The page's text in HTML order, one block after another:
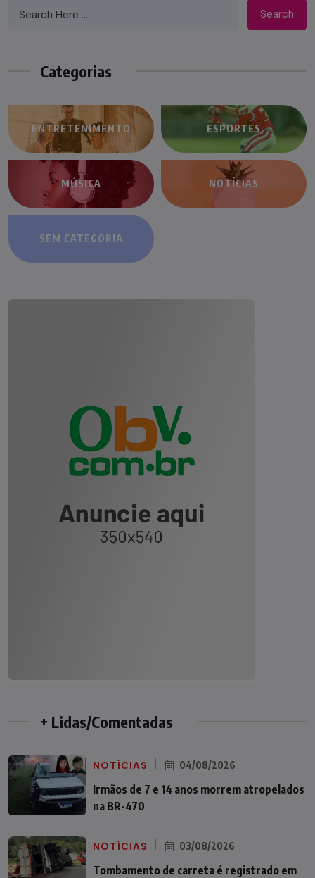
Search
Categorias
ENTRETENIMENTO ESPORTES
MÚSICA NOTÍCIAS
SEM CATEGORIA
+ Lidas/Comentadas
NOTÍCIAS 04/08/2026
Irmãos de 7 e 14 anos morrem atropelados
na BR-470
NOTÍCIAS 03/08/2026
Tombamento de carreta é registrado em